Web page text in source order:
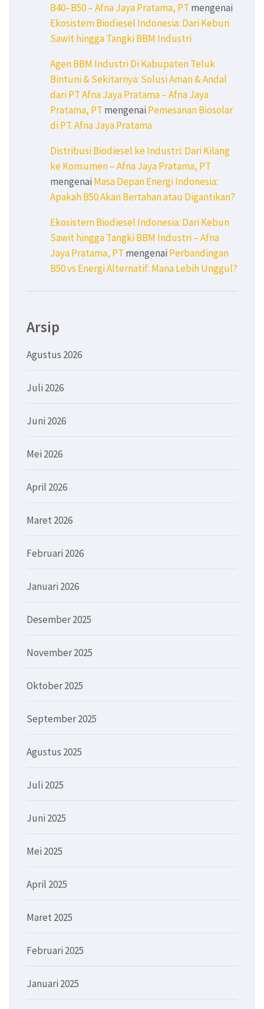
B40–B50 – Afna Jaya Pratama, PT mengenai
Ekosistem Biodiesel Indonesia: Dari Kebun
Sawit hingga Tangki BBM Industri
Agen BBM Industri Di Kabupaten Teluk
Bintuni & Sekitarnya: Solusi Aman & Andal
dari PT Afna Jaya Pratama – Afna Jaya
Pratama, PT mengenai Pemesanan Biosolar
di PT. Afna Jaya Pratama
Distribusi Biodiesel ke Industri: Dari Kilang
ke Konsumen – Afna Jaya Pratama, PT
mengenai Masa Depan Energi Indonesia:
Apakah B50 Akan Bertahan atau Digantikan?
Ekosistem Biodiesel Indonesia: Dari Kebun
Sawit hingga Tangki BBM Industri – Afna
Jaya Pratama, PT mengenai Perbandingan
B50 vs Energi Alternatif: Mana Lebih Unggul?
Arsip
Agustus 2026
Juli 2026
Juni 2026
Mei 2026
April 2026
Maret 2026
Februari 2026
Januari 2026
Desember 2025
November 2025
Oktober 2025
September 2025
Agustus 2025
Juli 2025
Juni 2025
Mei 2025
April 2025
Maret 2025
Februari 2025
Januari 2025